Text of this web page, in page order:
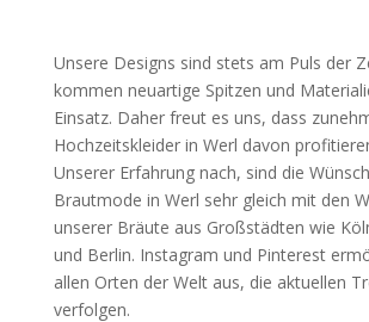
Unsere Designs sind stets am Puls der
kommen neuartige Spitzen und
Einsatz. Daher freut es uns, dass
Hochzeitskleider in Werl davon
Unserer Erfahrung nach, sind die
Brautmode in Werl sehr gleich mit den
unserer Bräute aus Großstädten wie
und Berlin. Instagram und Pinterest
allen Orten der Welt aus, die aktuellen
verfolgen.